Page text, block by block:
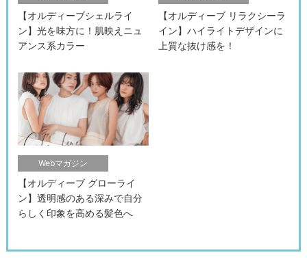
【オルディーブシェルライ
ン】光を味方に！肌映えニュ
アンス系カラー
【オルディーブ リラクシーラ
イン】ハイライトデザインに
上質な抜け感を！
Webマガジン
【オルディーブ グローライ
ン】透明感のある深みで自分
らしく印象を高める髪色へ